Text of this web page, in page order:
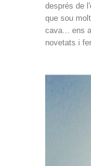
després de
que sou
cava... ens
novetats i